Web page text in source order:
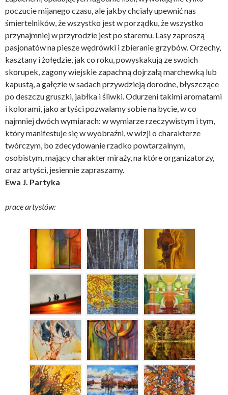
poczucie mijanego czasu, ale jakby chciały upewnić nas
śmiertelników, że wszystko jest w porządku, że wszystko
przynajmniej w przyrodzie jest po staremu. Lasy zaproszą
pasjonatów na piesze wędrówki i zbieranie grzybów. Orzechy,
kasztany i żołędzie, jak co roku, powyskakują ze swoich
skorupek, zagony wiejskie zapachną dojrzałą marchewką lub
kapustą, a gałęzie w sadach przywdzieją dorodne, błyszczące
po deszczu gruszki, jabłka i śliwki. Odurzeni takimi aromatami
i kolorami, jako artyści pozwalamy sobie na bycie, w co
najmniej dwóch wymiarach: w wymiarze rzeczywistym i tym,
który manifestuje się w wyobraźni, w wizji o charakterze
twórczym, bo zdecydowanie rzadko powtarzalnym,
osobistym, mający charakter miraży, na które organizatorzy,
oraz artyści, jesiennie zapraszamy.
Ewa J. Partyka
prace artystów: